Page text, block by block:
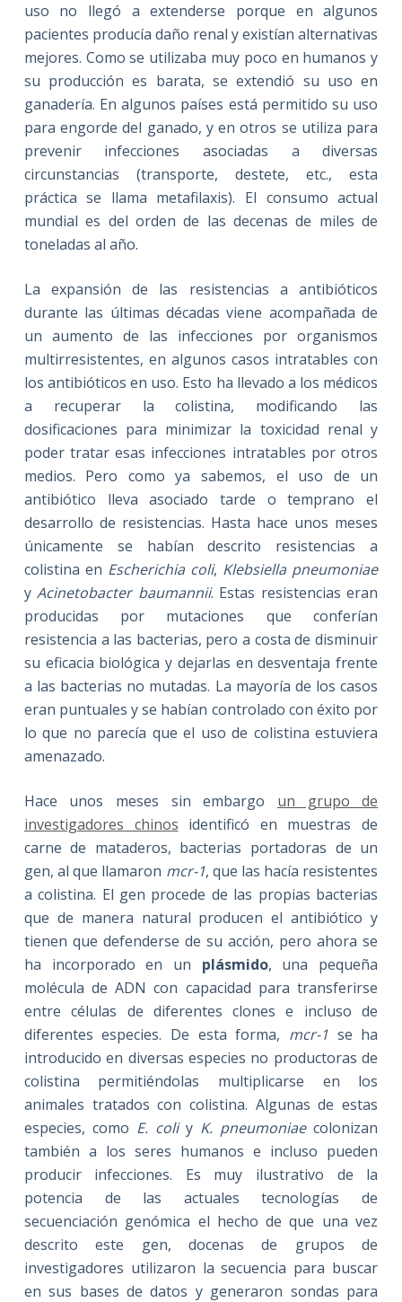
uso no llegó a extenderse porque en algunos
pacientes producía daño renal y existían alternativas
mejores. Como se utilizaba muy poco en humanos y
su producción es barata, se extendió su uso en
ganadería. En algunos países está permitido su uso
para engorde del ganado, y en otros se utiliza para
prevenir infecciones asociadas a diversas
circunstancias (transporte, destete, etc., esta
práctica se llama metafilaxis). El consumo actual
mundial es del orden de las decenas de miles de
toneladas al año.
La expansión de las resistencias a antibióticos
durante las últimas décadas viene acompañada de
un aumento de las infecciones por organismos
multirresistentes, en algunos casos intratables con
los antibióticos en uso. Esto ha llevado a los médicos
a recuperar la colistina, modificando las
dosificaciones para minimizar la toxicidad renal y
poder tratar esas infecciones intratables por otros
medios. Pero como ya sabemos, el uso de un
antibiótico lleva asociado tarde o temprano el
desarrollo de resistencias. Hasta hace unos meses
únicamente se habían descrito resistencias a
colistina en Escherichia coli, Klebsiella pneumoniae
yAcinetobacter baumannii. Estas resistencias eran
producidas por mutaciones que conferían
resistencia a las bacterias, pero a costa de disminuir
su eficacia biológica y dejarlas en desventaja frente
a las bacterias no mutadas. La mayoría de los casos
eran puntuales y se habían controlado con éxito por
lo que no parecía que el uso de colistina estuviera
amenazado.
Hace unos meses sin embargo un grupo de
investigadores chinos identificó en muestras de
carne de mataderos, bacterias portadoras de un
gen, al que llamaron mcr-1, que las hacía resistentes
a colistina. El gen procede de las propias bacterias
que de manera natural producen el antibiótico y
tienen que defenderse de su acción, pero ahora se
ha incorporado en un plásmido, una pequeña
molécula de ADN con capacidad para transferirse
entre células de diferentes clones e incluso de
diferentes especies. De esta forma, mcr-1se ha
introducido en diversas especies no productoras de
colistina permitiéndolas multiplicarse en los
animales tratados con colistina. Algunas de estas
especies, como E. coliy K. pneumoniaecolonizan
también a los seres humanos e incluso pueden
producir infecciones. Es muy ilustrativo de la
potencia de las actuales tecnologías de
secuenciación genómica el hecho de que una vez
descrito este gen, docenas de grupos de
investigadores utilizaron la secuencia para buscar
en sus bases de datos y generaron sondas para